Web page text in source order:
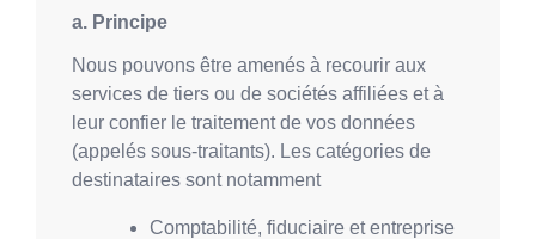
a. Principe
Nous pouvons être amenés à recourir aux
services de tiers ou de sociétés affiliées et à
leur confier le traitement de vos données
(appelés sous-traitants). Les catégories de
destinataires sont notamment
Comptabilité, fiduciaire et entreprise